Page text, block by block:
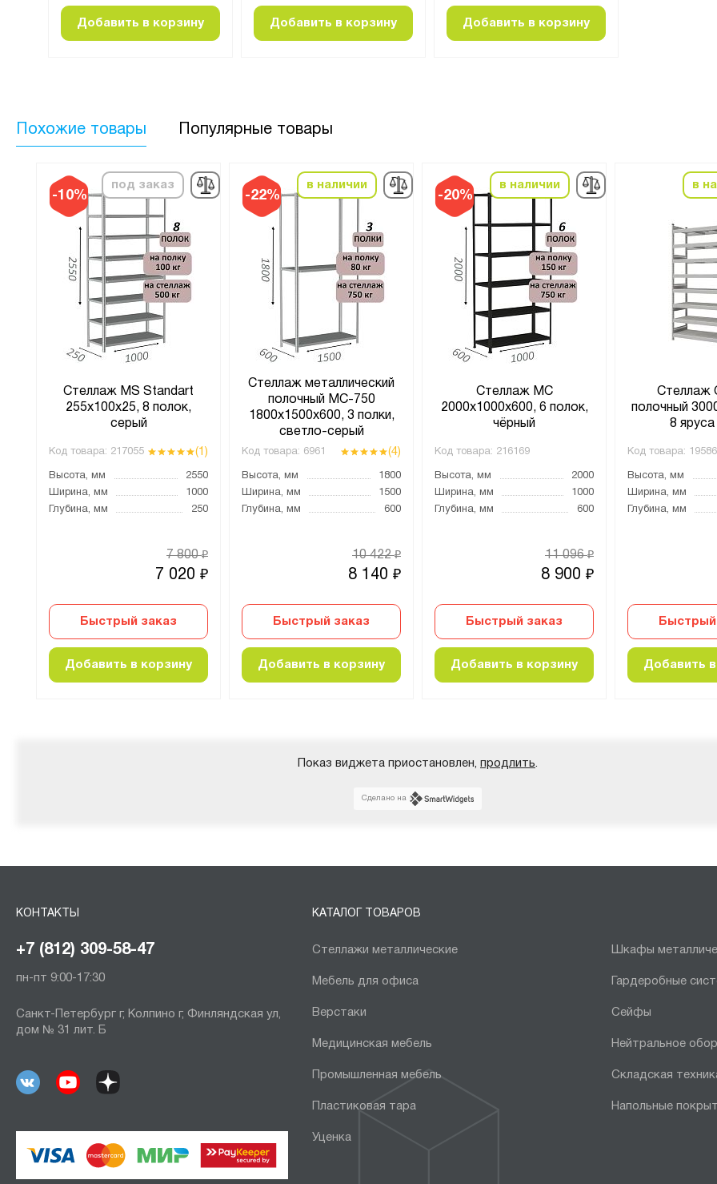
Добавить в корзину Добавить в корзину Добавить в корзину
Похожие товары Популярные товары
-10%
под заказ
Стеллаж MS Standart
255х100х25, 8 полок,
серый
Код товара: 217055 (1)
Высота, мм
2550
Ширина, мм
1000
Глубина, мм
250
7 020 ₽
7 800₽
Быстрый заказ
Добавить в корзину
-22%
в наличии
Стеллаж металлический
полочный МС-750
1800х1500х600, 3 полки,
светло-серый
Код товара: 6961 (4)
Высота, мм
1800
Ширина, мм
1500
Глубина, мм
600
8 140 ₽
10 422₽
Быстрый заказ
Добавить в корзину
-20%
в наличии
Стеллаж МС
2000х1000х600, 6 полок,
чёрный
Код товара: 216169
Высота, мм
2000
Ширина, мм
1000
Глубина, мм
600
8 900 ₽
11 096₽
Быстрый заказ
Добавить в корзину
в
Стеллаж
полочный
8 яруса
Код товара:
Высота, мм
Ширина, мм
Глубина, мм
Быстрый
Добавить
Показ виджета приостановлен, продлить.
Сделано на
КОНТАКТЫ
+7 (812) 309-58-47
пн-пт 9:00-17:30
Санкт-Петербург г, Колпино г, Финляндская ул,
дом № 31 лит. Б
КАТАЛОГ ТОВАРОВ
Стеллажи металлические Шкафы
Мебель для офиса Гардеробные
Верстаки Сейфы
Медицинская мебель Нейтральное
Промышленная мебель Складская
Пластиковая тара Напольные
Уценка